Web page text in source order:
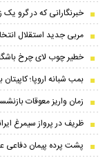
خبرنگارانی که در گرو یک
مربی جدید استقلال
خطیر چوب لای چرخ
بمب شبانه اروپا؛
زمان واریز معوقات
ظریف در پرواز سیمرغ
پشت پرده پیمان دفاعی